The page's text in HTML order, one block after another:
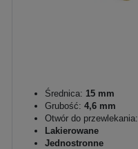
Średnica: 15 mm
Grubość: 4,6 mm
Otwór do przewlekania:
Lakierowane
Jednostronne